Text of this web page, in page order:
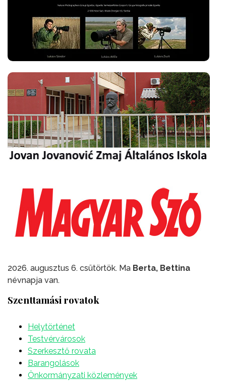
2026. augusztus 6. csütörtök. Ma Berta, Bettina
névnapja van.
Szenttamási rovatok
Helytörténet
Testvérvárosok
Szerkesztő rovata
Barangolások
Önkormányzati közlemények